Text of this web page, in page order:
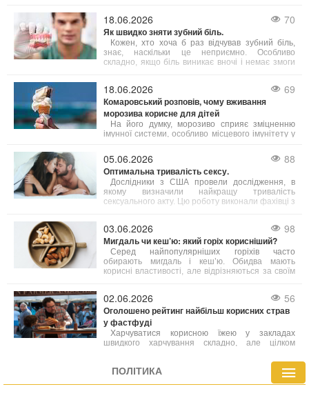
Результати свідчать, що їжа з яйцями допомагає
підвищити інтелект, зокрема покращуючи
виконавчі когнітивні функції.
18.06.2026 70
Як швидко зняти зубний біль.
Кожен, хто хоча б раз відчував зубний біль,
знає, наскільки це неприємно. Особливо
складно, якщо біль виникає вночі і немає змоги
18.06.2026 69
Комаровський розповів, чому вживання
морозива корисне для дітей
На його думку, морозиво сприяє зміцненню
імунної системи, особливо місцевого імунітету у
Проте експерт підкреслює, що одне споживання
морозива на місяць не принесе бажаного
ефекту — необхідна постійність у вживанні.
05.06.2026 88
Оптимальна тривалість сексу.
Дослідники з США провели дослідження, в
якому визначили найкращу тривалість
сексуального акту. Цю роботу виконали фахівці з
03.06.2026 98
Мигдаль чи кеш’ю: який горіх корисніший?
Серед найпопулярніших горіхів часто
обирають мигдаль і кеш’ю. Обидва мають
корисні властивості, але відрізняються за своїм
потреб.
02.06.2026 56
Оголошено рейтинг найбільш корисних страв
у фастфуді
Харчуватися корисною їжею у закладах
швидкого харчування складно, але цілком
здорових варіантів фастфуду, які містять менше
калорій або багатіші на вітаміни й мінерали
ПОЛІТИКА